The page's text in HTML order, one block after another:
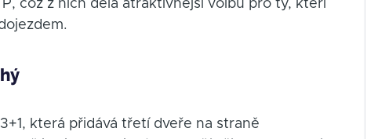
což z nich dělá atraktivnější volbu pro ty, kteří
která přidává třetí dveře na straně